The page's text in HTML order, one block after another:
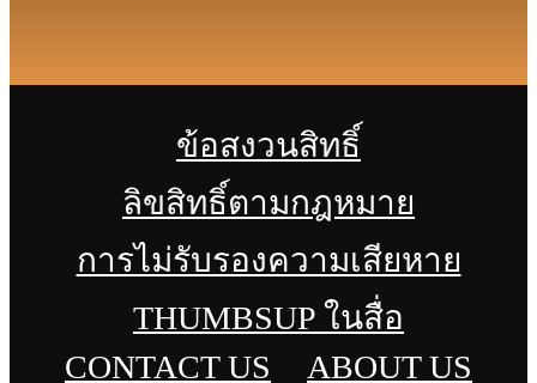
ข้อสงวนสิทธิ์
ลิขสิทธิ์ตามกฎหมาย
การไม่รับรองความเสียหาย
THUMBSUP ในสื่อ
CONTACT US
ABOUT US